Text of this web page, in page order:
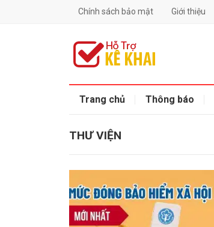
Chính sách bảo mật Giới thiệu
Trang chủ Thông báo
THƯ VIỆN